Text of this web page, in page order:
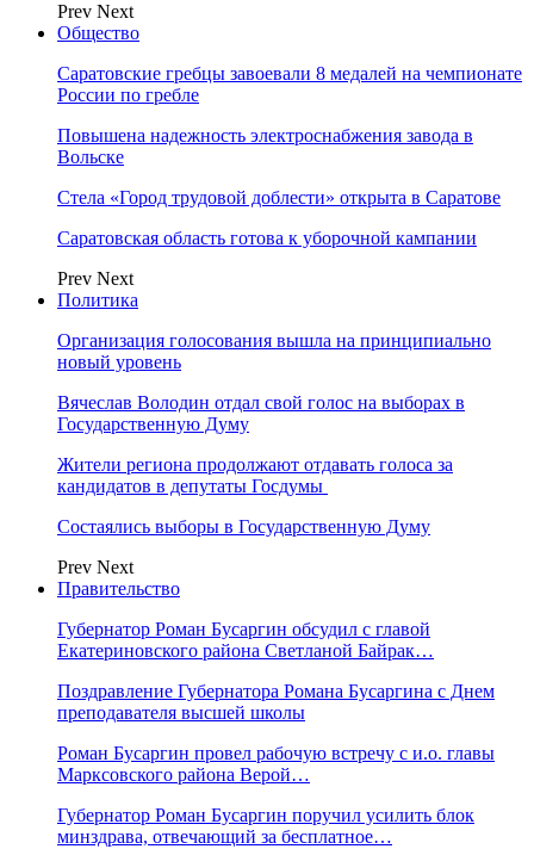
Prev Next
Общество
Саратовские гребцы завоевали 8 медалей на чемпионате
России по гребле
Повышена надежность электроснабжения завода в
Вольске
Стела «Город трудовой доблести» открыта в Саратове
Саратовская область готова к уборочной кампании
Prev Next
Политика
Организация голосования вышла на принципиально
новый уровень
Вячеслав Володин отдал свой голос на выборах в
Государственную Думу
Жители региона продолжают отдавать голоса за
кандидатов в депутаты Госдумы
Состаялись выборы в Государственную Думу
Prev Next
Правительство
Губернатор Роман Бусаргин обсудил с главой
Екатериновского района Светланой Байрак…
Поздравление Губернатора Романа Бусаргина с Днем
преподавателя высшей школы
Роман Бусаргин провел рабочую встречу с и.о. главы
Марксовского района Верой…
Губернатор Роман Бусаргин поручил усилить блок
минздрава, отвечающий за бесплатное…